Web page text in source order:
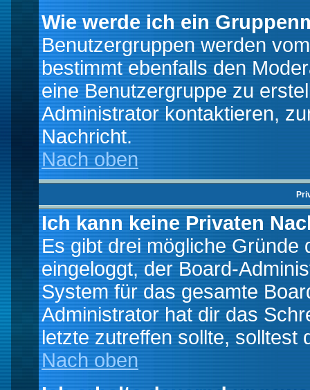
Wie werde ich ein
Benutzergruppen werden
bestimmt ebenfalls den
eine Benutzergruppe zu
Administrator kontaktieren,
Nachricht.
Nach oben
Ich kann keine Privaten
Es gibt drei mögliche Gründe
eingeloggt, der Board-
System für das gesamte
Administrator hat dir das
letzte zutreffen sollte, solltest
Nach oben